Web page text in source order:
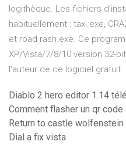
logithèque. Les fichiers
habituellement : taxi.exe,
et road rash.exe. Ce
XP/Vista/7/8/10 version 32-
l'auteur de ce logiciel gratuit
Diablo 2 hero editor 1.14
Comment flasher un qr
Return to castle
Dial a fix vista